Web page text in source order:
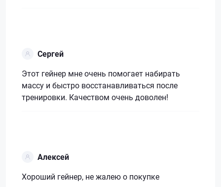
Сергей
Этот гейнер мне очень помогает набирать
массу и быстро восстанавливаться после
тренировки. Качеством очень доволен!
Алексей
Хороший гейнер, не жалею о покупке